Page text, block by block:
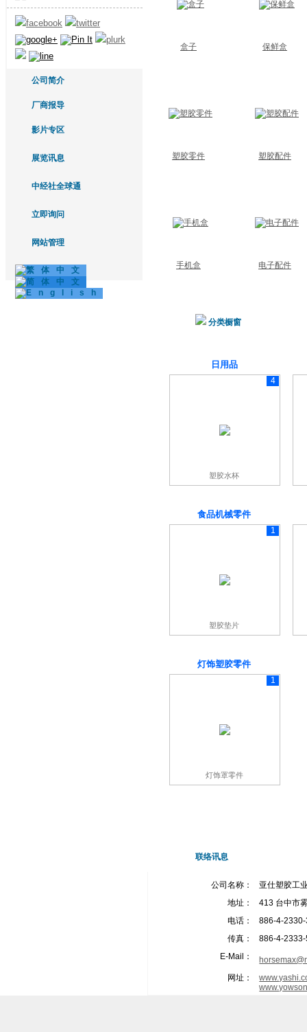
公司简介
厂商报导
影片专区
展览讯息
中经社全球通
立即询问
网站管理
盒子 保鲜盒
塑胶零件 塑胶配件
手机盒 电子配件
分类橱窗
日用品
塑胶水杯
4
食品机械零件
塑胶垫片
1
灯饰塑胶零件
灯饰罩零件
1
联络讯息
公司名称：
亚仕塑胶工
地址：
413 台中市
电话：
886-4-
传真：
886-4-
E-Mail：
网址：